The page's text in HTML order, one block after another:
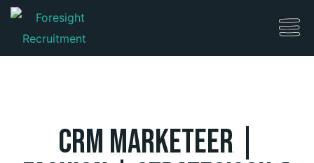
CRM Marketeer |